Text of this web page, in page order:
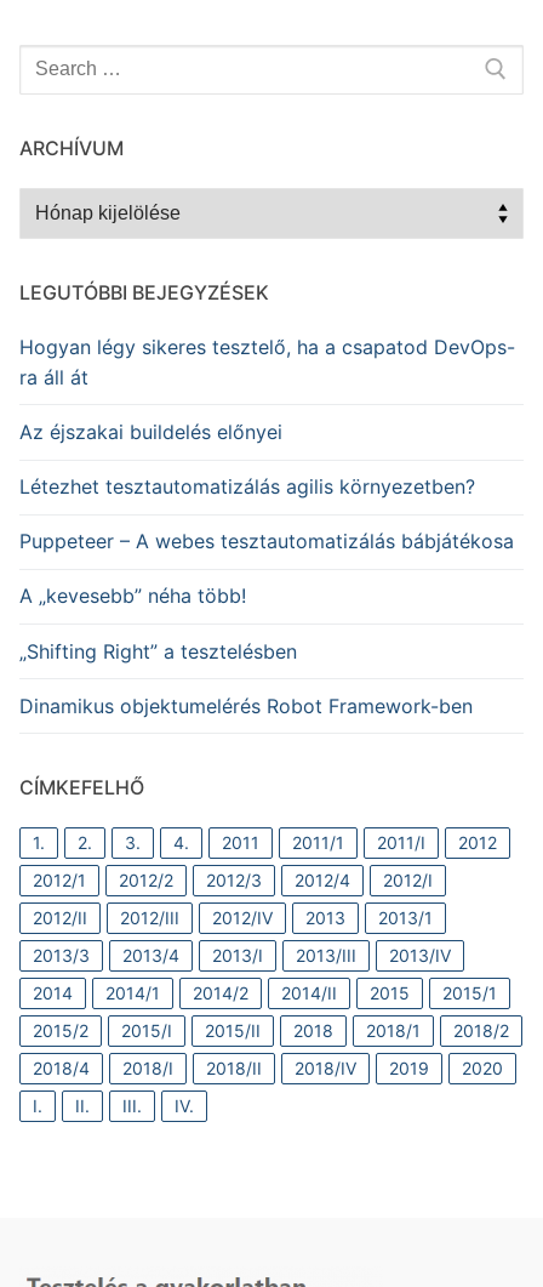
Keresése:
ARCHÍVUM
Archívum
LEGUTÓBBI BEJEGYZÉSEK
Hogyan légy sikeres tesztelő, ha a csapatod DevOps-
ra áll át
Az éjszakai buildelés előnyei
Létezhet tesztautomatizálás agilis környezetben?
Puppeteer – A webes tesztautomatizálás bábjátékosa
A „kevesebb” néha több!
„Shifting Right” a tesztelésben
Dinamikus objektumelérés Robot Framework-ben
CÍMKEFELHŐ
1. 2. 3. 4. 2011 2011/1 2011/I
2012
2012/1
2012/2 2012/3 2012/4
2012/I
2012/II
2012/III 2012/IV 2013
2013/1
2013/3
2013/4 2013/I 2013/III
2013/IV
2014
2014/1 2014/2 2014/II 2015
2015/1
2015/2
2015/I 2015/II 2018 2018/1
2018/2
2018/4
2018/I 2018/II 2018/IV 2019
2020
I.
II. III. IV.